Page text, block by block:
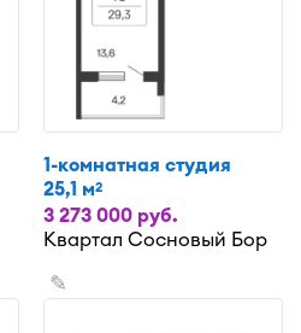
1-комнатная студия
25,1 м2
3 273 000 руб.
Квартал Сосновый Бор
✎